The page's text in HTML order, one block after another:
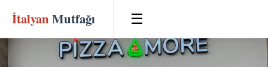
İtalyan Mutfağı ☰